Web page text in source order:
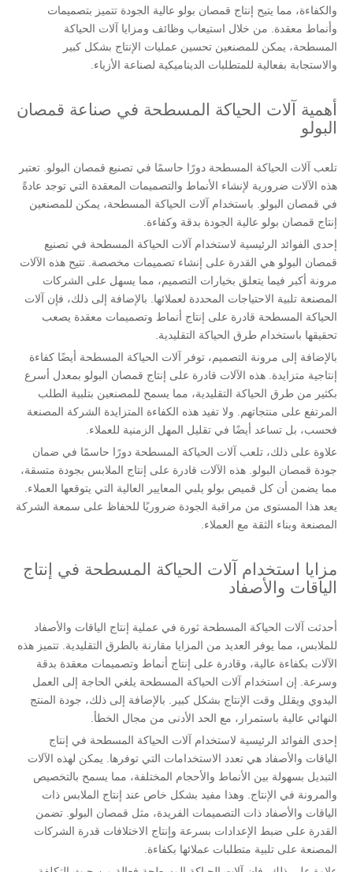
والكفاءة، مما يتيح إنتاج قمصان بولو عالية الجودة تتميز بتصميمات
وأنماط معقدة. من خلال استيعاب وظائف ومزايا آلات الحياكة
المسطحة، يمكن للمصنعين تحسين عمليات الإنتاج بشكل كبير
والاستجابة بفعالية للمتطلبات الديناميكية لصناعة الأزياء.
أهمية آلات الحياكة المسطحة في صناعة قمصان
البولو
تلعب آلات الحياكة المسطحة دورًا حاسمًا في تصنيع قمصان البولو. تعتبر
هذه الآلات ضرورية لإنشاء الأنماط والتصميمات المعقدة التي توجد عادةً
في قمصان البولو. باستخدام آلات الحياكة المسطحة، يمكن للمصنعين
إنتاج قمصان بولو عالية الجودة بدقة وكفاءة.
إحدى الفوائد الرئيسية لاستخدام آلات الحياكة المسطحة في تصنيع
قمصان البولو هي القدرة على إنشاء تصميمات مخصصة. تتيح هذه الآلات
مرونة أكبر فيما يتعلق بخيارات التصميم، مما يسهل على الشركات
المصنعة تلبية الاحتياجات المحددة لعملائها. بالإضافة إلى ذلك، فإن آلات
الحياكة المسطحة قادرة على إنتاج أنماط وتصميمات معقدة يصعب
تحقيقها باستخدام طرق الحياكة التقليدية.
بالإضافة إلى مرونة التصميم، توفر آلات الحياكة المسطحة أيضًا كفاءة
إنتاجية متزايدة. هذه الآلات قادرة على إنتاج قمصان البولو بمعدل أسرع
بكثير من طرق الحياكة التقليدية، مما يسمح للمصنعين بتلبية الطلب
المرتفع على منتجاتهم. ولا تفيد هذه الكفاءة المتزايدة الشركة المصنعة
فحسب، بل تساعد أيضًا في تقليل المهل الزمنية للعملاء.
علاوة على ذلك، تلعب آلات الحياكة المسطحة دورًا حاسمًا في ضمان
جودة قمصان البولو. هذه الآلات قادرة على إنتاج الملابس بجودة متسقة،
مما يضمن أن كل قميص بولو يلبي المعايير العالية التي يتوقعها العملاء.
يعد هذا المستوى من مراقبة الجودة ضروريًا للحفاظ على سمعة الشركة
المصنعة وبناء الثقة مع العملاء.
مزايا استخدام آلات الحياكة المسطحة في إنتاج
الياقات والأصفاد
أحدثت آلات الحياكة المسطحة ثورة في عملية إنتاج الياقات والأصفاد
للملابس، مما يوفر العديد من المزايا مقارنة بالطرق التقليدية. تتميز هذه
الآلات بكفاءة عالية، وقادرة على إنتاج أنماط وتصميمات معقدة بدقة
وسرعة. إن استخدام آلات الحياكة المسطحة يلغي الحاجة إلى العمل
اليدوي ويقلل وقت الإنتاج بشكل كبير. بالإضافة إلى ذلك، جودة المنتج
النهائي عالية باستمرار، مع الحد الأدنى من مجال الخطأ.
إحدى الفوائد الرئيسية لاستخدام آلات الحياكة المسطحة في إنتاج
الياقات والأصفاد هي تعدد الاستخدامات التي توفرها. يمكن لهذه الآلات
التبديل بسهولة بين الأنماط والأحجام المختلفة، مما يسمح بالتخصيص
والمرونة في الإنتاج. وهذا مفيد بشكل خاص عند إنتاج الملابس ذات
الياقات والأصفاد ذات التصميمات الفريدة، مثل قمصان البولو. تضمن
القدرة على ضبط الإعدادات بسرعة وإنتاج الاختلافات قدرة الشركات
المصنعة على تلبية متطلبات عملائها بكفاءة.